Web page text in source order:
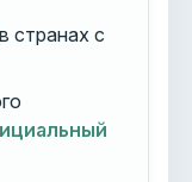
в странах с